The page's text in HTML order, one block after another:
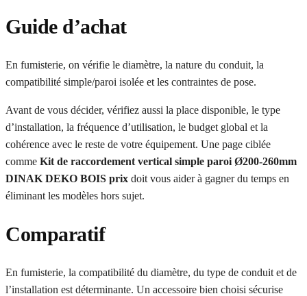
Guide d’achat
En fumisterie, on vérifie le diamètre, la nature du conduit, la
compatibilité simple/paroi isolée et les contraintes de pose.
Avant de vous décider, vérifiez aussi la place disponible, le type
d’installation, la fréquence d’utilisation, le budget global et la
cohérence avec le reste de votre équipement. Une page ciblée
comme Kit de raccordement vertical simple paroi Ø200-260mm
DINAK DEKO BOIS prix doit vous aider à gagner du temps en
éliminant les modèles hors sujet.
Comparatif
En fumisterie, la compatibilité du diamètre, du type de conduit et de
l’installation est déterminante. Un accessoire bien choisi sécurise